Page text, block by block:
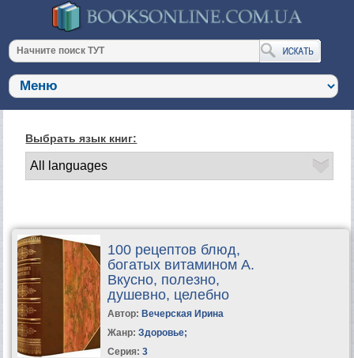
Выбрать язык книг:
100 рецептов блюд,
богатых витамином A.
Вкусно, полезно,
душевно, целебно
Автор: Вечерская Ирина
Жанр: Здоровье;
Серия: 3